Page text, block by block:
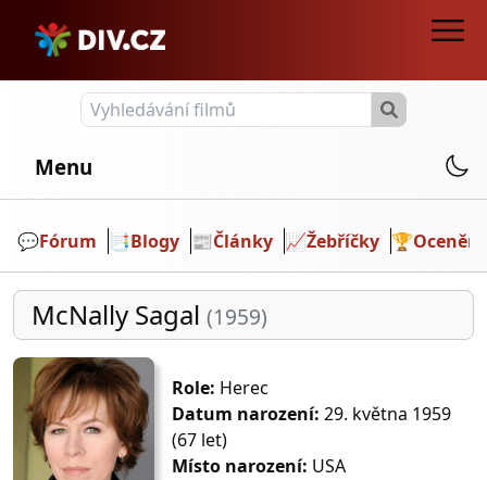
Menu
💬️Fórum 📑Blogy 📰Články 📈Žebříčky 🏆Ocenění
McNally Sagal (1959)
Role: Herec
Datum narození: 29. května 1959
(67 let)
Místo narození: USA